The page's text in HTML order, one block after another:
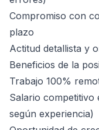
Compromiso con
plazo
Actitud detallista y
Beneficios de la
Trabajo 100%
Salario competitivo
según experiencia)